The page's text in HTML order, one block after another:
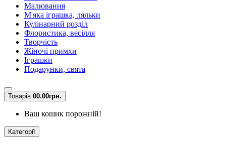
Малювання
М'яка іграшка, ляльки
Кулінарний розділ
Флористика, весілля
Творчість
Жіночі примхи
Іграшки
Подарунки, свята
Товарів 00.00грн.
Ваш кошик порожній!
Категорії